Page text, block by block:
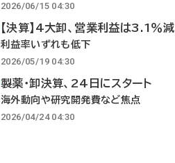
2026/06/15 04:30
【決算】4大卸、営業利益は3.1％減
利益率いずれも低下
2026/05/19 04:30
製薬・卸決算、24日にスタート
海外動向や研究開発費など焦点
2026/04/24 04:30